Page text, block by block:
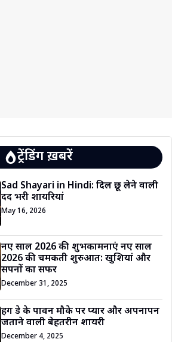
ट्रेंडिंग ख़बरें
Sad Shayari in Hindi: दिल छू लेने वाली
दर्द भरी शायरियां
May 16, 2026
नए साल 2026 की शुभकामनाएं नए साल
2026 की चमकती शुरुआत: खुशियां और
सपनों का सफर
December 31, 2025
हग डे के पावन मौके पर प्यार और अपनापन
जताने वाली बेहतरीन शायरी
December 4, 2025